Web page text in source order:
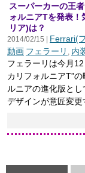
スーパーカーの王
ォルニアTを発表
リア)は？
2014/02/15 | Ferrari(
動画 フェラーリ , 内
フェラーリは今月
カリフォルニアT”
ルニアの進化版と
デザインが意匠変